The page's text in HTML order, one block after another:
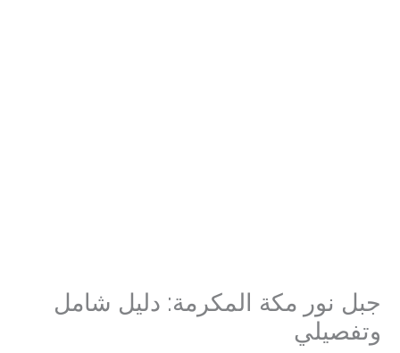
جبل نور مكة المكرمة: دليل شامل
وتفصيلي